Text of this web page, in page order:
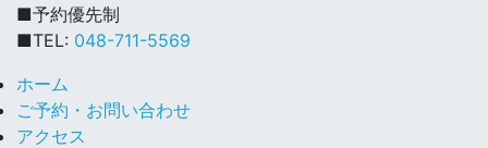
■予約優先制
■TEL: 048-711-5569
ホーム
ご予約・お問い合わせ
アクセス